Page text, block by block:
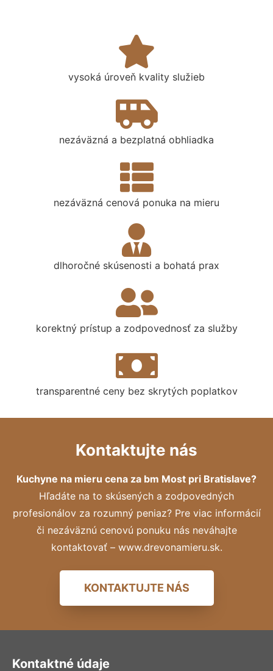
vysoká úroveň kvality služieb
nezáväzná a bezplatná obhliadka
nezáväzná cenová ponuka na mieru
dlhoročné skúsenosti a bohatá prax
korektný prístup a zodpovednosť za služby
transparentné ceny bez skrytých poplatkov
Kontaktujte nás
Kuchyne na mieru cena za bm Most pri Bratislave?
Hľadáte na to skúsených a zodpovedných
profesionálov za rozumný peniaz? Pre viac informácií
či nezáväznú cenovú ponuku nás neváhajte
kontaktovať – www.drevonamieru.sk.
KONTAKTUJTE NÁS
Kontaktné údaje